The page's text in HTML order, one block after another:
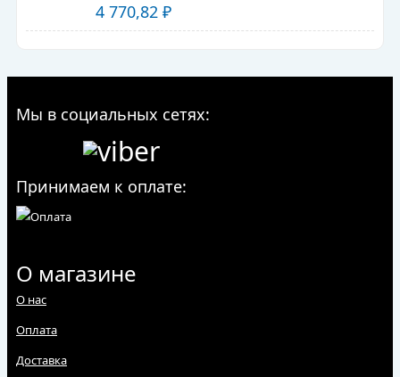
4 770,82 ₽
Мы в социальных сетях:
Принимаем к оплате:
О магазине
О нас
Оплата
Доставка